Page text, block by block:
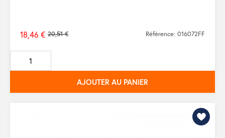
Prix
de
base
20,51 €
18,46 € Référence: 016072FF
AJOUTER AU PANIER